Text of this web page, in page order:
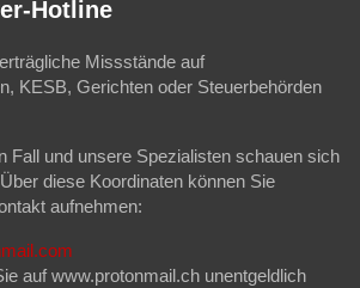
Hotline
Missstände auf
KESB, Gerichten oder Steuerbehörden
Fall und unsere Spezialisten schauen sich
diese Koordinaten können Sie
aufnehmen:
auf www.protonmail.ch unentgeldlich